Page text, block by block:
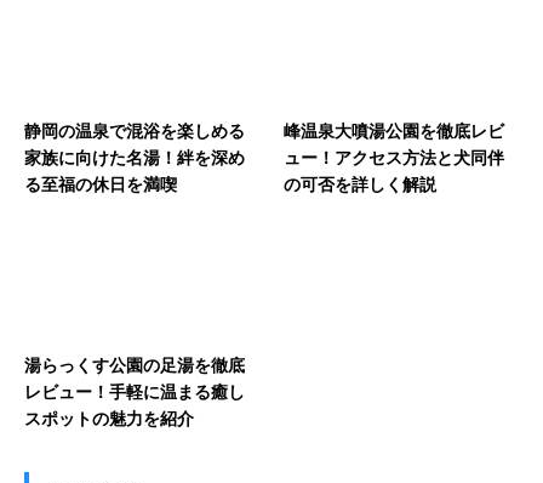
静岡の温泉で混浴を楽しめる
家族に向けた名湯！絆を深め
る至福の休日を満喫
峰温泉大噴湯公園を徹底レビ
ュー！アクセス方法と犬同伴
の可否を詳しく解説
湯らっくす公園の足湯を徹底
レビュー！手軽に温まる癒し
スポットの魅力を紹介